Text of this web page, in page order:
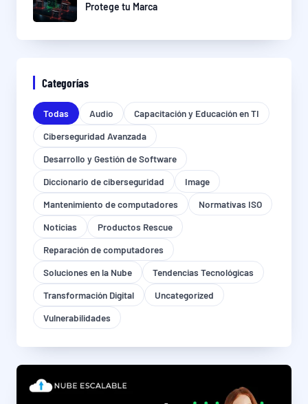
Protege tu Marca
Categorías
Todas Audio
Capacitación y Educación en TI
Ciberseguridad Avanzada
Desarrollo y Gestión de Software
Diccionario de ciberseguridad
Image
Mantenimiento de computadores
Normativas ISO
Noticias
Productos Rescue
Reparación de computadores
Soluciones en la Nube
Tendencias Tecnológicas
Transformación Digital
Uncategorized
Vulnerabilidades